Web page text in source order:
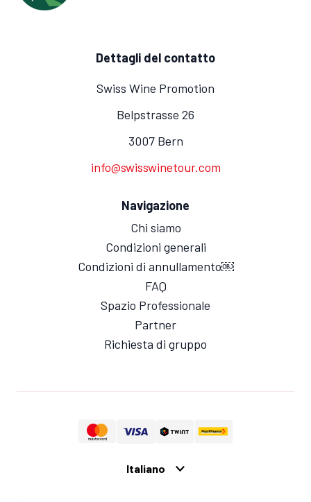
Dettagli del contatto
Swiss Wine Promotion
Belpstrasse 26
3007 Bern
info@swisswinetour.com
Navigazione
Chi siamo
Condizioni generali
Condizioni di annullamento￼
FAQ
Spazio Professionale
Partner
Richiesta di gruppo